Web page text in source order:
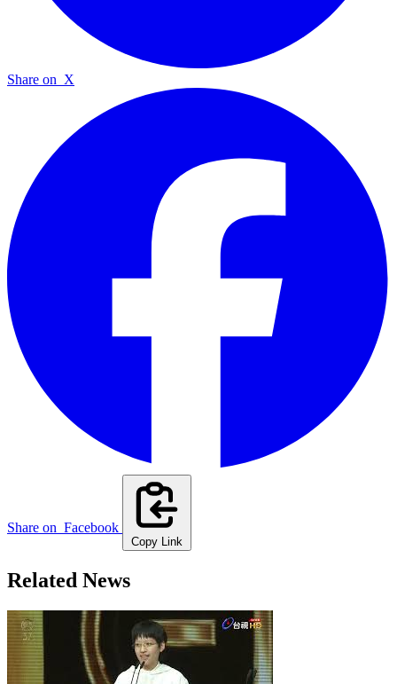
Share on X
Share on Facebook
Copy Link
Related News